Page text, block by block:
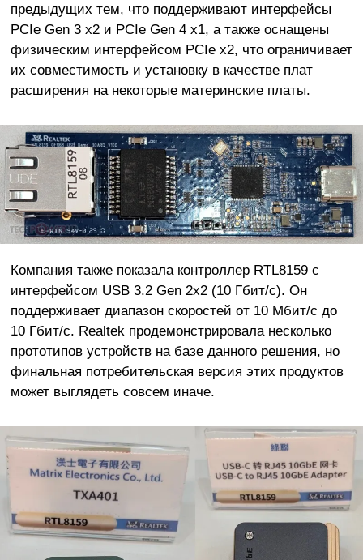
предыдущих тем, что поддерживают интерфейсы
PCIe Gen 3 x2 и PCIe Gen 4 x1, а также оснащены
физическим интерфейсом PCIe x2, что ограничивает
их совместимость и установку в качестве плат
расширения на некоторые материнские платы.
Компания также показала контроллер RTL8159 с
интерфейсом USB 3.2 Gen 2x2 (10 Гбит/с). Он
поддерживает диапазон скоростей от 10 Мбит/с до
10 Гбит/с. Realtek продемонстрировала несколько
прототипов устройств на базе данного решения, но
финальная потребительская версия этих продуктов
может выглядеть совсем иначе.